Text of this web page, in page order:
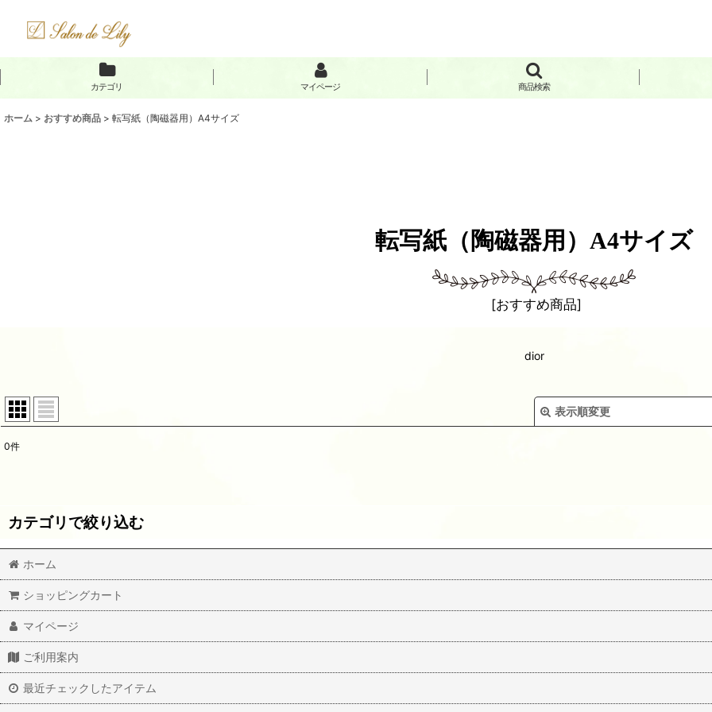
カテゴリ マイページ 商品検索
ホーム > おすすめ商品 > 転写紙（陶磁器用）A4サイズ
転写紙（陶磁器用）A4サイズ
[おすすめ商品]
dior
表示順変更
並び順:
0件
カテゴリで絞り込む
転写紙（陶磁器用）A4サイズ (全商品)
Calligraphy -本金-
オールドレイフレーム
アルファベット（オールドレイver)
ホーム
ショッピングカート
マイページ
ご利用案内
最近チェックしたアイテム